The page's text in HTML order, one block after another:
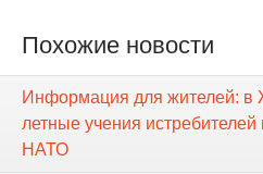
Похожие новости
Информация для жителей: в
летные учения
НАТО